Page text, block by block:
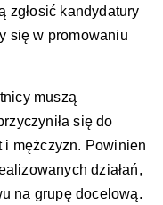
zgłosić kandydatury
się w promowaniu
muszą
się do
i mężczyzn. Powinien
działań,
na grupę docelową.